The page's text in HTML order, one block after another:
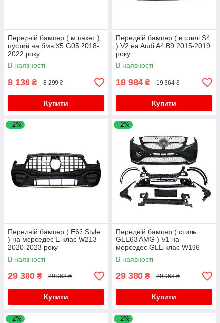
Передній бампер ( м пакет )
пустий на бмв X5 G05 2018-
2022 року
В наявності
8 136 ₴ 8 299 ₴
Купити
Передній бампер ( в стилі S4
) V2 на Audi A4 B9 2015-2019
року
В наявності
18 984 ₴ 19 364 ₴
Купити
–2%
Передній бампер ( E63 Style
) на мерседес E-клас W213
2020-2023 року
В наявності
29 380 ₴ 29 968 ₴
Купити
–2%
Передній бампер ( стиль
GLE63 AMG ) V1 на
мерседес GLE-клас W166
2015-2018 року
В наявності
29 380 ₴ 29 968 ₴
Купити
–2% –2%